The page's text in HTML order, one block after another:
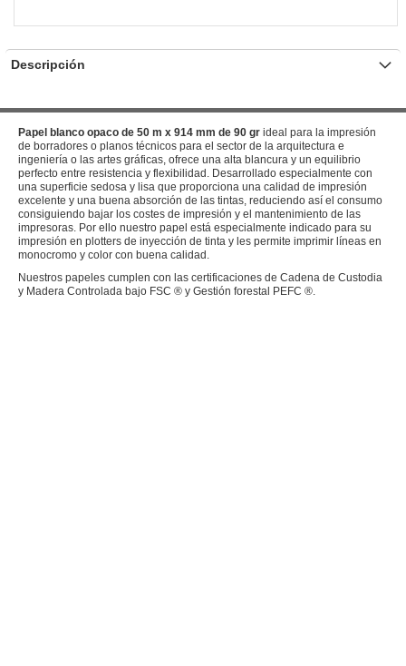
Descripción
Papel blanco opaco de 50 m x 914 mm de 90 gr ideal para la impresión
de borradores o planos técnicos para el sector de la arquitectura e
ingeniería o las artes gráficas, ofrece una alta blancura y un equilibrio
perfecto entre resistencia y flexibilidad. Desarrollado especialmente con
una superficie sedosa y lisa que proporciona una calidad de impresión
excelente y una buena absorción de las tintas, reduciendo así el consumo
consiguiendo bajar los costes de impresión y el mantenimiento de las
impresoras. Por ello nuestro papel está especialmente indicado para su
impresión en plotters de inyección de tinta y les permite imprimir líneas en
monocromo y color con buena calidad.
Nuestros papeles cumplen con las certificaciones de Cadena de Custodia
y Madera Controlada bajo FSC ® y Gestión forestal PEFC ®.